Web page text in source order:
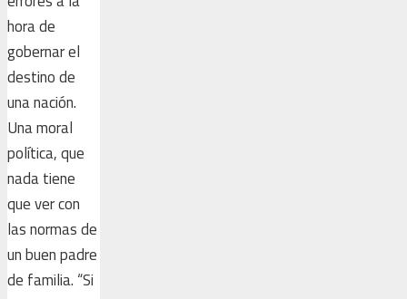
hora de
gobernar el
destino de
una nación.
Una moral
política, que
nada tiene
que ver con
las normas de
un buen padre
de familia. “Si